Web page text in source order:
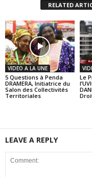
RELATED
VIDEO A LA UNE
5 Questions à Penda
DRAMERA, Initiatrice du
Salon des Collectivités
Territoriales
Le
LEAVE A REPLY